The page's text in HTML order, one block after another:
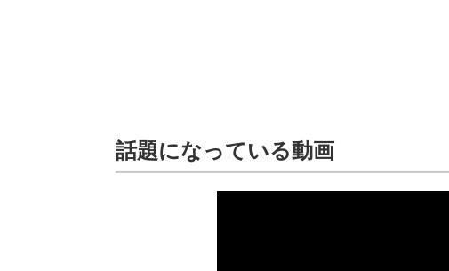
話題になっている動画